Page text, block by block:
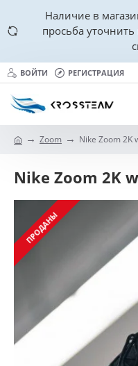
Наличие в
просьба
ВОЙТИ РЕГИСТРАЦИЯ
Zoom Nike Zoom 2K
Nike Zoom 2K
ПРОДАНЫ